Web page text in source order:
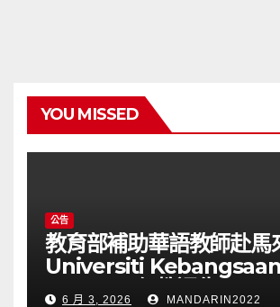
YOU MISSED
公告
教育部補助華語教師赴馬
Universiti Kebangsaan
Malaysia任教通告
6 月 3, 2026 MANDARIN2022